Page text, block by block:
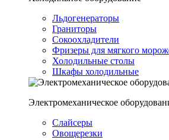
Льдогенераторы
Граниторы
Сокоохладители
Фризеры для мягкого
Холодильные столы
Шкафы холодильные
Электромеханическое
Слайсеры
Овощерезки